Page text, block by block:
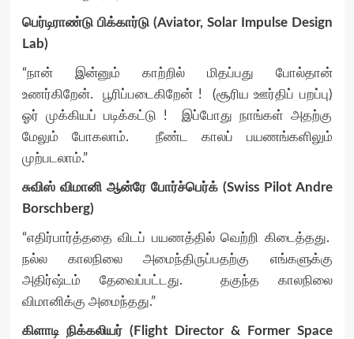
பெர்டிராண்டு பிக்கார்டு (Aviator, Solar Impulse Design
Lab)
“நான் இன்னும் காற்றில் மிதப்பது போல்தான்
உணர்கிறேன். பூரிப்படைகிறேன் ! (சூரிய ஊர்திப் பறப்பு)
ஓர் முக்கியப் படிக்கட்டு ! இப்போது நாங்கள் அதற்கு
மேலும் போகலாம். நீண்ட காலப் பயணங்களிலும்
முற்படலாம்.”
சுவிஸ் விமானி ஆன்ரே போர்ச்பெர்க் (Swiss Pilot Andre
Borschberg)
“எதிர்பார்த்ததை விடப் பயணத்தில் வெற்றி கிடைத்தது.
நல்ல காலநிலை அமைந்திருப்பதற்கு எங்களுக்கு
அதிர்ஷ்டம் தேவைப்பட்டது. தகுந்த காலநிலை
விமானிக்கு அமைந்தது.”
கிளாடி நிக்கலியர் (Flight Director & Former Space